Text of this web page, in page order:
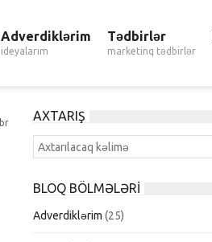
Adverdiklərim
ideyalarım
Tədbirlər
marketinq tədbirlər
AXTARIŞ
BLOQ BÖLMƏLƏRI
Adverdiklərim (25)